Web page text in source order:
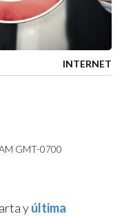
INTERNET
GMT-0700
yúltima